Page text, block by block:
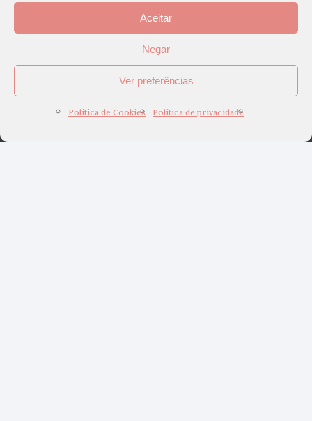
Aceitar
Negar
Ver preferências
Política de Cookies Política de privacidade